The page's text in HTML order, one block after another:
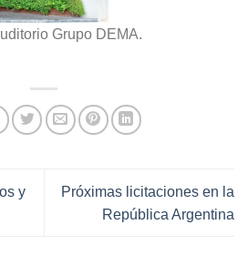
Grupo DEMA.
y
Próximas licitaciones en la
República Argentina